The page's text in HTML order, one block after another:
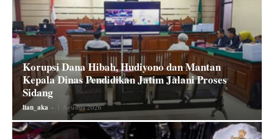
Korupsi Dana Hibah, Hudiyono dan Mantan
Kepala Dinas Pendidikan Jatim Jalani Proses
Sidang
lian_aka - 1 Agustus 2026